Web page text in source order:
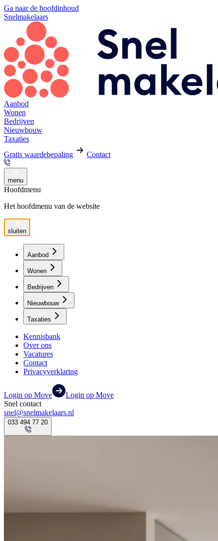
Ga naar de hoofdinhoud
Snelmakelaars
Aanbod
Wonen
Bedrijven
Nieuwbouw
Taxaties
Gratis waardebepaling
Contact
menu
Hoofdmenu
Het hoofdmenu van de website
sluiten
Aanbod
Wonen
Bedrijven
Nieuwbouw
Taxaties
Kennisbank
Over ons
Vacatures
Contact
Privacyverklaring
Login op Move
Login op Move
Snel contact
snel@snelmakelaars.nl
033 494 77 20